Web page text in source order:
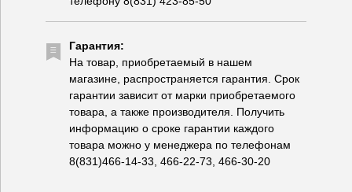
Гарантия:
На товар, приобретаемый в нашем
магазине, распространяется гарантия. Срок
гарантии зависит от марки приобретаемого
товара, а также производителя. Получить
информацию о сроке гарантии каждого
товара можно у менеджера по телефонам
8(831)466-14-33, 466-22-73, 466-30-20